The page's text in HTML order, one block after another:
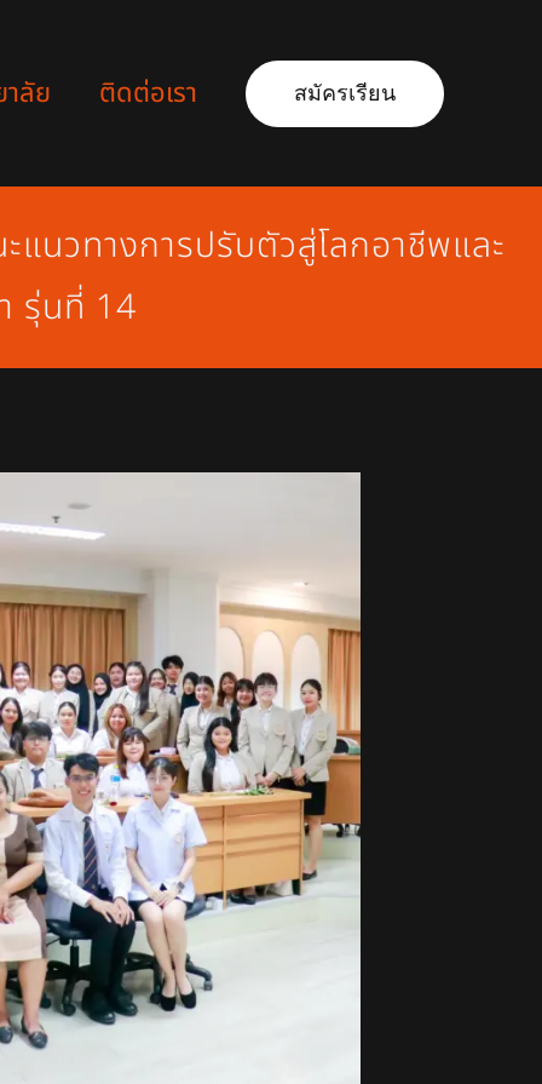
ลัย ติดต่อเรา สมัครเรียน
นวทางการปรับตัวสู่โลกอาชีพและ
รุ่นที่ 14